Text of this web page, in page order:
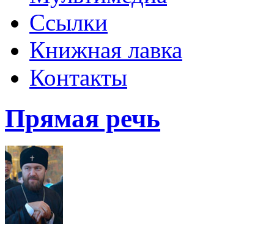
Ссылки
Книжная лавка
Контакты
Прямая речь